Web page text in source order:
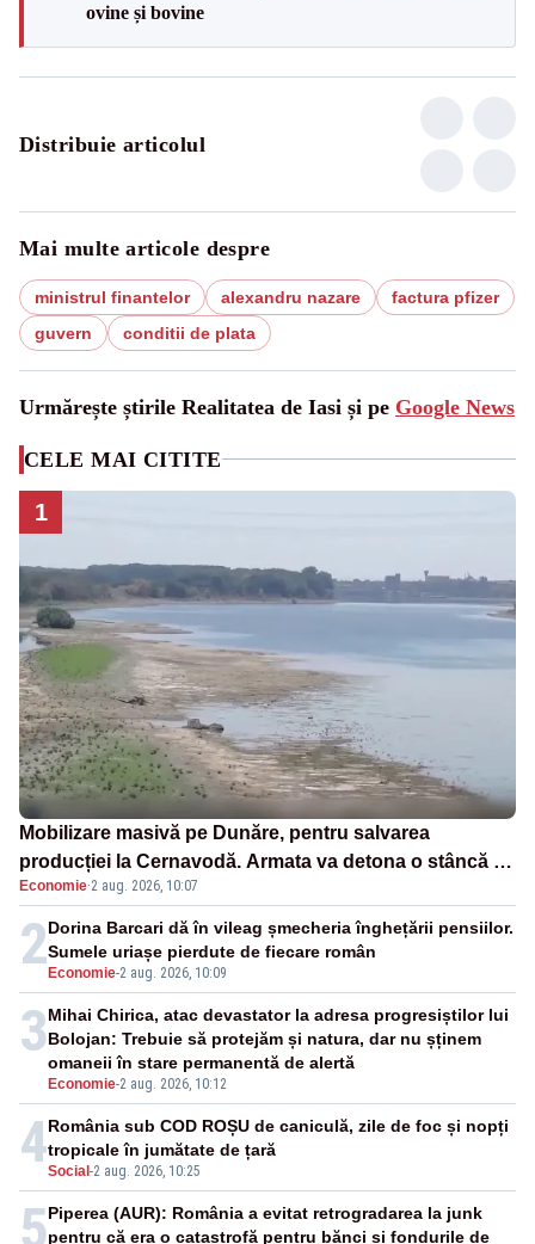
ovine și bovine
Distribuie articolul
Mai multe articole despre
ministrul finantelor alexandru nazare
factura pfizer
guvern
conditii de plata
Urmărește știrile Realitatea de Iasi și pe Google News
CELE MAI CITITE
1
Mobilizare masivă pe Dunăre, pentru salvarea
producției la Cernavodă. Armata va detona o stâncă și
va devia apa fluviului - IMAGINI AERIENE
Economie·2 aug. 2026, 10:07
2 Economie-2 aug. 2026, 10:09
Dorina Barcari dă în vileag șmecheria înghețării pensiilor.
Sumele uriașe pierdute de fiecare român
3
Economie-2 aug. 2026, 10:12
Mihai Chirica, atac devastator la adresa progresiștilor lui
Bolojan: Trebuie să protejăm și natura, dar nu șținem
omaneii în stare permanentă de alertă
4Social -2 aug. 2026, 10:25
România sub COD ROȘU de caniculă, zile de foc și nopți
tropicale în jumătate de țară
5Piperea (AUR): România a evitat retrogradarea la junk
pentru că era o catastrofă pentru bănci și fondurile de